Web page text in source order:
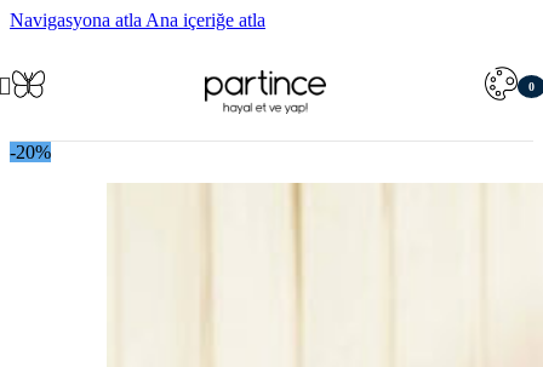
Navigasyona atla Ana içeriğe atla
0
-20%